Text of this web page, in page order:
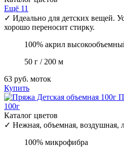
Ещё 11
✓ Идеально для детских вещей.
хорошо переносит стирку.
100% акрил
50 г / 200 м
63 руб. моток
Купить
100г
Каталог цветов
✓ Нежная, объемная, воздушная,
100% микрофибра